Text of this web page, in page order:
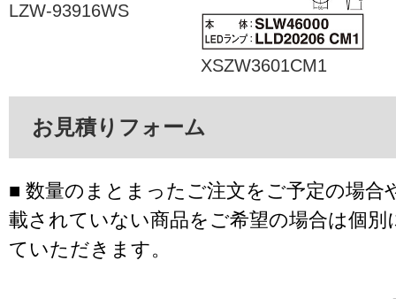
LZW-93916WS
XSZW3601CM1
お見積りフォーム
■ 数量のまとまったご注文をご予定の場合
載されていない商品をご希望の場合は個別
ていただきます。